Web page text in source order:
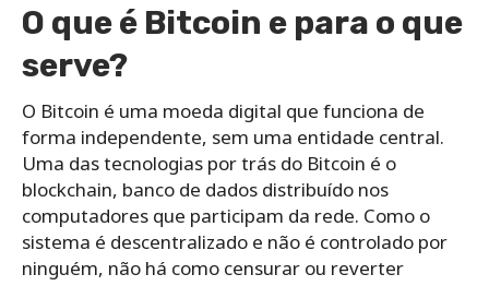
O que é Bitcoin e para o que
serve?
O Bitcoin é uma moeda digital que funciona de
forma independente, sem uma entidade central.
Uma das tecnologias por trás do Bitcoin é o
blockchain, banco de dados distribuído nos
computadores que participam da rede. Como o
sistema é descentralizado e não é controlado por
ninguém, não há como censurar ou reverter